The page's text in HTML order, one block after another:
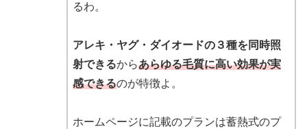
るわ。
アレキ・ヤグ・ダイオードの３種を同時照
射できるからあらゆる毛質に高い効果が実
感できるのが特徴よ。
ホームページに記載のプランは蓄熱式のプ